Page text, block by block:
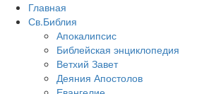
Главная
Св.Библия
Апокалипсис
Библейская энциклопедия
Ветхий Завет
Деяния Апостолов